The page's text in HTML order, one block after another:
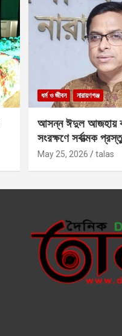
ধর্ম ও জীবন নারায়ণগঞ্জ
আসন্ন ঈদুল আজহায়
সংরক্ষণে সর্বাত্মক
কবির
May 25, 2026 talas